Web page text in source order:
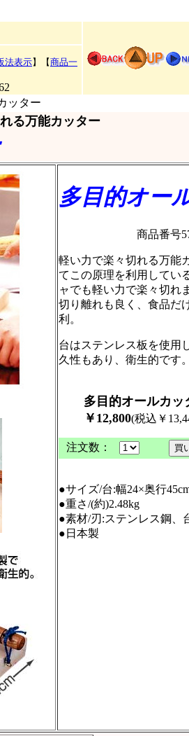
法表示】 【商品一
ッター
る万能カッター
多目的オー
商品番号
軽い力で楽々切れる万能
てこの原理を利用してい
ャでも軽い力で楽々切れ
切り離れも良く、食品だ
利。
台はステンレス板を使用
久性もあり、衛生的です。
多目的オールカッ
￥12,800(税込￥
注文数：
●サイズ/台:幅24×奥行
●重さ/(約)2.48kg
●素材/刃:ステンレス鋼、
●日本製